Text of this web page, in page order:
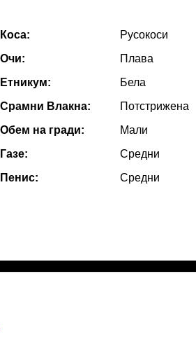
Коса:
Русокоси
Очи:
Плава
Етникум:
Бела
Срамни Влакна:
Потстрижена
Обем на гради:
Мали
Газе:
Средни
Пенис:
Средни